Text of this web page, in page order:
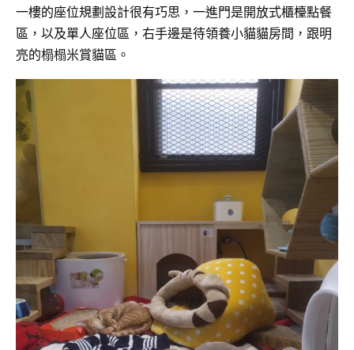
一樓的座位規劃設計很有巧思，一進門是開放式櫃檯點餐
區，以及單人座位區，右手邊是待領養小貓貓房間，跟明
亮的榻榻米賞貓區。